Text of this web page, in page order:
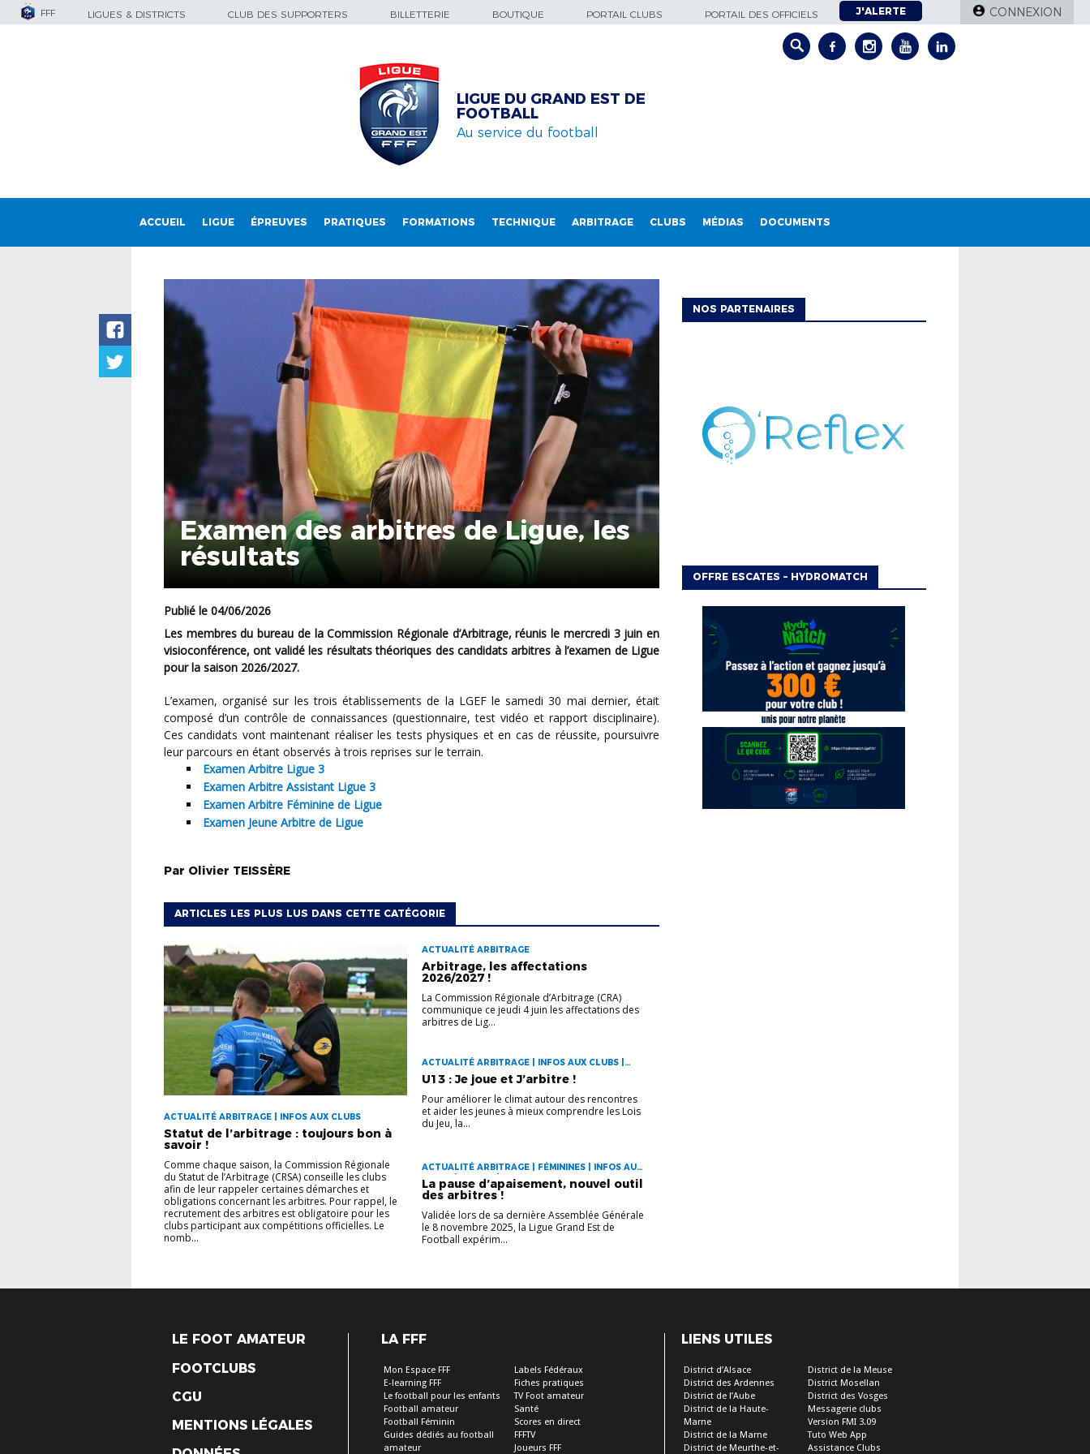
FFF LIGUES & DISTRICTS CLUB DES SUPPORTERS BILLETTERIE BOUTIQUE PORTAIL CLUBS PORTAIL DES OFFICIELS J'ALERTE CONNEXION
LIGUE DU GRAND EST DE
FOOTBALL
Au service du football
ACCUEIL LIGUE ÉPREUVES PRATIQUES FORMATIONS TECHNIQUE ARBITRAGE CLUBS MÉDIAS DOCUMENTS
Examen des arbitres de Ligue, les
résultats
Publié le 04/06/2026
Les membres du bureau de la Commission Régionale d’Arbitrage, réunis le mercredi 3 juin en
visioconférence, ont validé les résultats théoriques des candidats arbitres à l’examen de Ligue
pour la saison 2026/2027.
L’examen, organisé sur les trois établissements de la LGEF le samedi 30 mai dernier, était
composé d’un contrôle de connaissances (questionnaire, test vidéo et rapport disciplinaire).
Ces candidats vont maintenant réaliser les tests physiques et en cas de réussite, poursuivre
leur parcours en étant observés à trois reprises sur le terrain.
Examen Arbitre Ligue 3
Examen Arbitre Assistant Ligue 3
Examen Arbitre Féminine de Ligue
Examen Jeune Arbitre de Ligue
Par Olivier TEISSÈRE
ARTICLES LES PLUS LUS DANS CETTE CATÉGORIE
ACTUALITÉ ARBITRAGE | INFOS AUX CLUBS
Statut de l’arbitrage : toujours bon à
savoir !
Comme chaque saison, la Commission Régionale
du Statut de l’Arbitrage (CRSA) conseille les clubs
afin de leur rappeler certaines démarches et
obligations concernant les arbitres. Pour rappel, le
recrutement des arbitres est obligatoire pour les
clubs participant aux compétitions officielles. Le
nomb...
ACTUALITÉ ARBITRAGE
Arbitrage, les affectations
2026/2027 !
La Commission Régionale d’Arbitrage (CRA)
communique ce jeudi 4 juin les affectations des
arbitres de Lig...
ACTUALITÉ ARBITRAGE | INFOS AUX CLUBS |
PROJETS DE LA LIGUE
U13 : Je joue et J’arbitre !
Pour améliorer le climat autour des rencontres
et aider les jeunes à mieux comprendre les Lois
du Jeu, la...
ACTUALITÉ ARBITRAGE | FÉMININES | INFOS AUX
CLUBS | JEUNES | PROJETS DE LA LIGUE
La pause d’apaisement, nouvel outil
des arbitres !
Validée lors de sa dernière Assemblée Générale
le 8 novembre 2025, la Ligue Grand Est de
Football expérim...
NOS PARTENAIRES
OFFRE ESCATES – HYDROMATCH
LE FOOT AMATEUR
FOOTCLUBS
CGU
MENTIONS LÉGALES
LA FFF
Mon Espace FFF
E-learning FFF
Le football pour les enfants
Football amateur
Football Féminin
Guides dédiés au football
amateur
Labels Fédéraux
Fiches pratiques
TV Foot amateur
Santé
Scores en direct
FFFTV
Joueurs FFF
LIENS UTILES
District d’Alsace
District des Ardennes
District de l’Aube
District de la Haute-
Marne
District de la Marne
District de Meurthe-et-
District de la Meuse
District Mosellan
District des Vosges
Messagerie clubs
Version FMI 3.09
Tuto Web App
Assistance Clubs